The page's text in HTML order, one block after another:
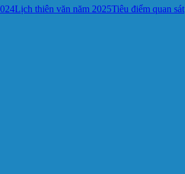
Lịch thiên văn năm 2025Tiêu điểm quan sát